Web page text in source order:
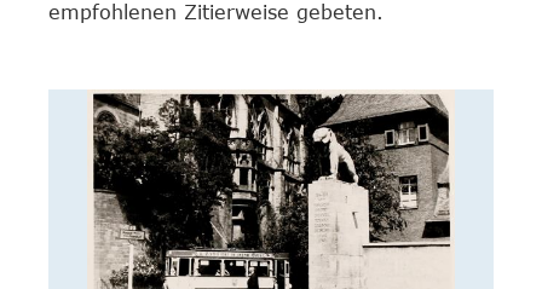
empfohlenen Zitierweise gebeten.